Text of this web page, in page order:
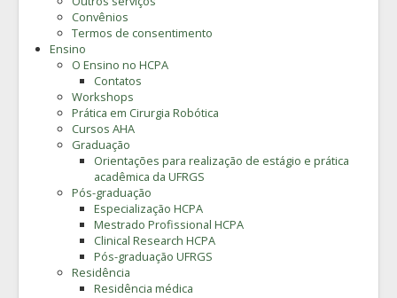
Convênios
Termos de consentimento
Ensino
O Ensino no HCPA
Contatos
Workshops
Prática em Cirurgia Robótica
Cursos AHA
Graduação
Orientações para realização de estágio e prática
acadêmica da UFRGS
Pós-graduação
Especialização HCPA
Mestrado Profissional HCPA
Clinical Research HCPA
Pós-graduação UFRGS
Residência
Residência médica